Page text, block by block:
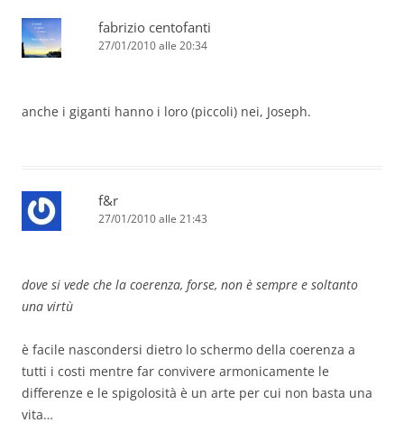
fabrizio centofanti
27/01/2010 alle 20:34
anche i giganti hanno i loro (piccoli) nei, Joseph.
f&r
27/01/2010 alle 21:43
dove si vede che la coerenza, forse, non è sempre e soltanto
una virtù
è facile nascondersi dietro lo schermo della coerenza a
tutti i costi mentre far convivere armonicamente le
differenze e le spigolosità è un arte per cui non basta una
vita…